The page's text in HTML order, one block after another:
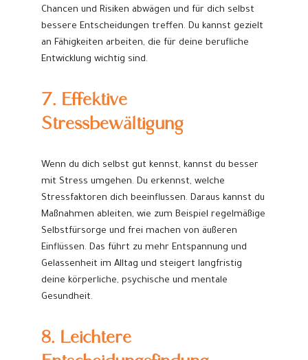
Chancen und Risiken abwägen und für dich selbst
bessere Entscheidungen treffen. Du kannst gezielt
an Fähigkeiten arbeiten, die für deine berufliche
Entwicklung wichtig sind.
7. Effektive
Stressbewältigung
Wenn du dich selbst gut kennst, kannst du besser
mit Stress umgehen. Du erkennst, welche
Stressfaktoren dich beeinflussen. Daraus kannst du
Maßnahmen ableiten, wie zum Beispiel regelmäßige
Selbstfürsorge und frei machen von äußeren
Einflüssen. Das führt zu mehr Entspannung und
Gelassenheit im Alltag und steigert langfristig
deine körperliche, psychische und mentale
Gesundheit.
8. Leichtere